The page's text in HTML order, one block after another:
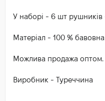
У наборі - 6 шт
Матеріал - 100 %
Можлива продажа оптом.
Виробник - Туреччина